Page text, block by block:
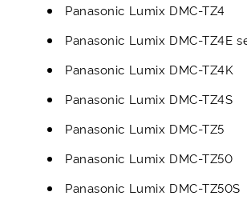
Panasonic Lumix DMC-TZ4
Panasonic Lumix DMC-TZ4E
Panasonic Lumix DMC-TZ4K
Panasonic Lumix DMC-TZ4S
Panasonic Lumix DMC-TZ5
Panasonic Lumix DMC-TZ50
Panasonic Lumix DMC-TZ50S